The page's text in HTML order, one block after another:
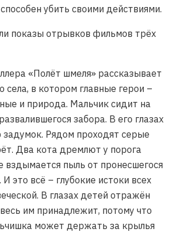
убить своими действиями.
показы отрывков фильмов трёх
«Полёт шмеля» рассказывает
села, в котором главные герои –
и природа. Мальчик сидит на
забора. В его глазах
Рядом проходят серые
Два кота дремлют у порога
вздымается пыль от пронесшегося
это всё – глубокие истоки всех
В глазах детей отражён
им принадлежит, потому что
может держать за крылья